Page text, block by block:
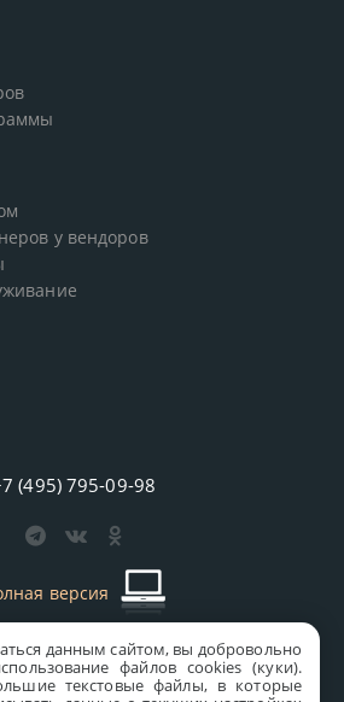
данным сайтом, вы добровольно
файлов cookies (куки).
текстовые файлы, в которые
у вендоров
(495) 795-09-98
версия
версия сайтаMICS